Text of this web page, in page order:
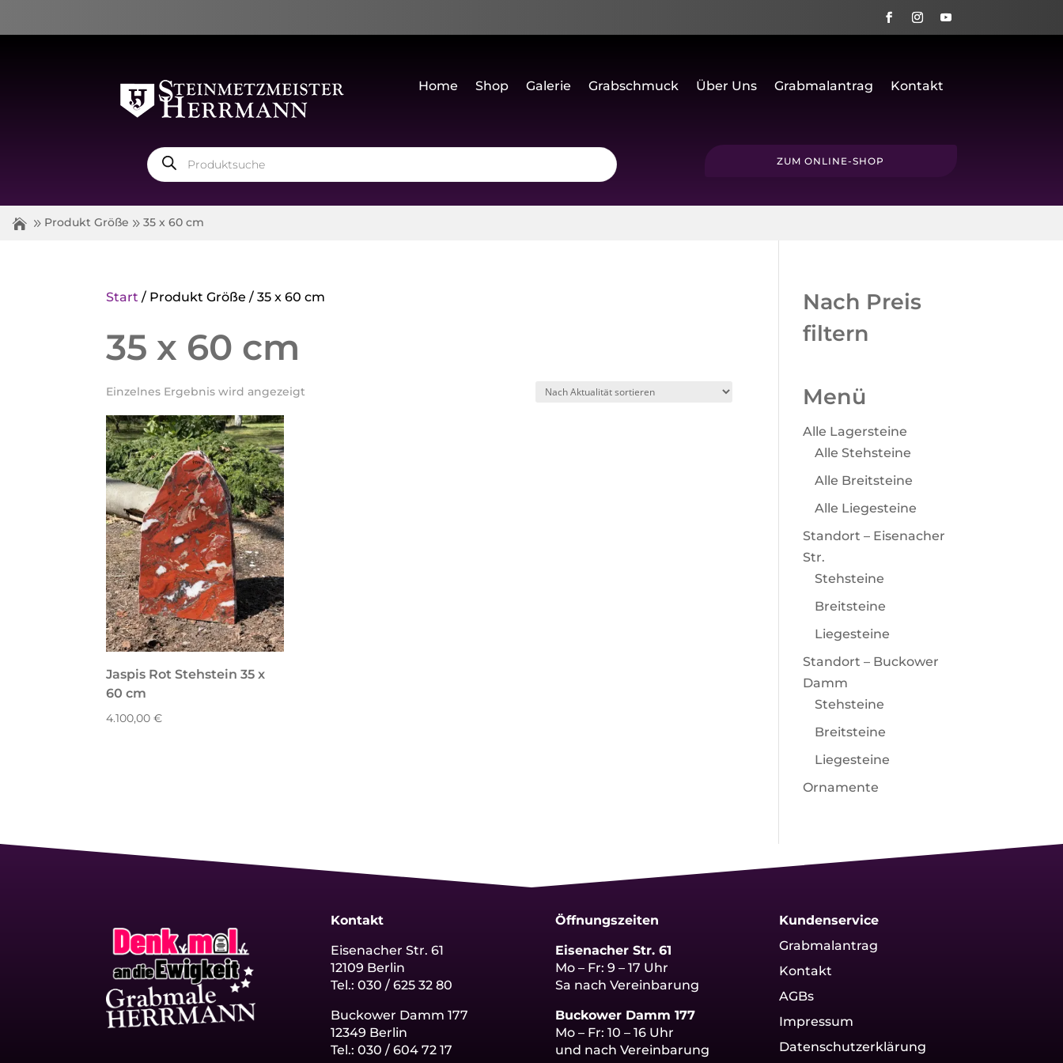
Home Shop Galerie Grabschmuck Über Uns Grabmalantrag Kontakt
Products
search
ZUM ONLINE-SHOP
Produkt Größe 35 x 60 cm
Start / Produkt Größe / 35 x 60 cm
35 x 60 cm
Einzelnes Ergebnis wird angezeigt
Jaspis Rot Stehstein 35 x
60 cm
4.100,00€
Nach Preis
filtern
Menü
Alle Lagersteine
Alle Stehsteine
Alle Breitsteine
Alle Liegesteine
Standort – Eisenacher
Str.
Stehsteine
Breitsteine
Liegesteine
Standort – Buckower
Damm
Stehsteine
Breitsteine
Liegesteine
Ornamente
Kontakt
Eisenacher Str. 61
12109 Berlin
Tel.: 030 / 625 32 80
Buckower Damm 177
12349 Berlin
Tel.: 030 / 604 72 17
Öffnungszeiten
Eisenacher Str. 61
Mo – Fr: 9 – 17 Uhr
Sa nach Vereinbarung
Buckower Damm 177
Mo – Fr: 10 – 16 Uhr
und nach Vereinbarung
Kundenservice
Grabmalantrag
Kontakt
AGBs
Impressum
Datenschutzerklärung